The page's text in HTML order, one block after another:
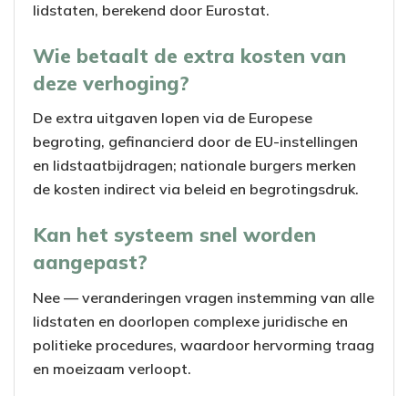
lidstaten, berekend door Eurostat.
Wie betaalt de extra kosten van
deze verhoging?
De extra uitgaven lopen via de Europese
begroting, gefinancierd door de EU-instellingen
en lidstaatbijdragen; nationale burgers merken
de kosten indirect via beleid en begrotingsdruk.
Kan het systeem snel worden
aangepast?
Nee — veranderingen vragen instemming van alle
lidstaten en doorlopen complexe juridische en
politieke procedures, waardoor hervorming traag
en moeizaam verloopt.